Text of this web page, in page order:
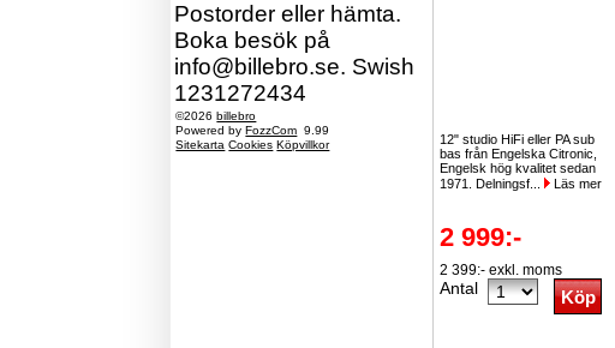
Postorder eller hämta.
Boka besök på
info@billebro.se. Swish
1231272434
©2026billebro
Powered byFozzCom 9.99
Sitekarta Cookies Köpvillkor
12" studio HiFi eller PA sub
bas från Engelska Citronic,
Engelsk hög kvalitet sedan
1971. Delningsf...
Läs mer
2 999:-
2 399:- exkl. moms
Antal